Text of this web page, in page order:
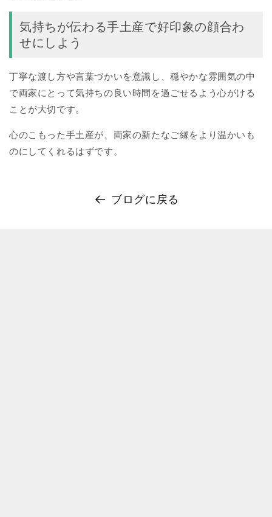
気持ちが伝わる手土産で好印象の顔合わ
せにしよう
丁寧な渡し方や言葉づかいを意識し、穏やかな雰囲気の中
で両家にとって気持ちの良い時間を過ごせるよう心がける
ことが大切です。
心のこもった手土産が、両家の新たなご縁をより温かいも
のにしてくれるはずです。
ブログに戻る